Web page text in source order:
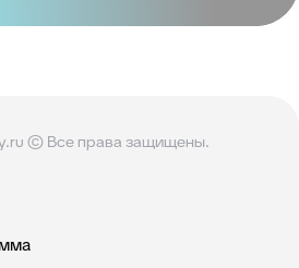
© Все права защищены.